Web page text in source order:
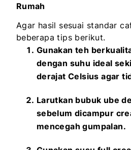
Rumah
Agar hasil sesuai standar
beberapa tips berikut.
Gunakan teh
dengan suhu ideal
derajat Celsius agar
Larutkan bubuk ube
sebelum dicampur
mencegah gumpalan.